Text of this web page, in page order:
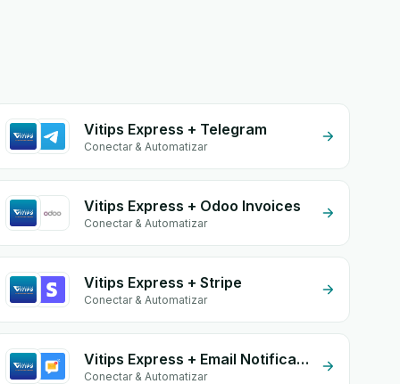
Vitips Express + Telegram
Conectar & Automatizar
Vitips Express + Odoo Invoices
Conectar & Automatizar
Vitips Express + Stripe
Conectar & Automatizar
Vitips Express + Email Notifications by eGrow
Conectar & Automatizar